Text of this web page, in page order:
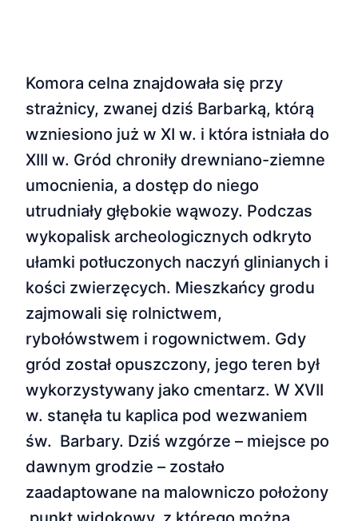
Komora celna znajdowała się przy
strażnicy, zwanej dziś Barbarką, którą
wzniesiono już w XI w. i która istniała do
XIII w. Gród chroniły drewniano-ziemne
umocnienia, a dostęp do niego
utrudniały głębokie wąwozy. Podczas
wykopalisk archeologicznych odkryto
ułamki potłuczonych naczyń glinianych i
kości zwierzęcych. Mieszkańcy grodu
zajmowali się rolnictwem,
rybołówstwem i rogownictwem. Gdy
gród został opuszczony, jego teren był
wykorzystywany jako cmentarz. W XVII
w. stanęła tu kaplica pod wezwaniem
św. Barbary. Dziś wzgórze – miejsce po
dawnym grodzie – zostało
zaadaptowane na malowniczo położony